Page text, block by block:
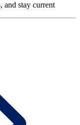
and stay current